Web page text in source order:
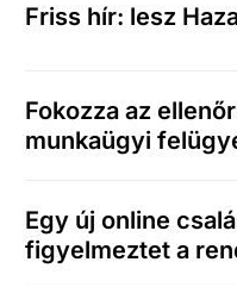
Friss hír: lesz
Fokozza az
munkaügyi
Egy új online
figyelmeztet a